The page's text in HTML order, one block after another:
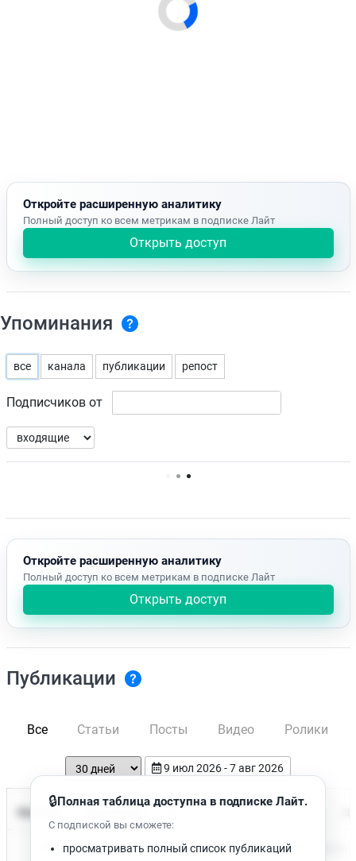
Откройте расширенную аналитику
Полный доступ ко всем метрикам в подписке Лайт
Открыть доступ
Упоминания
все канала публикации репост
Подписчиков от
Нет доступных упоминаний.
Откройте расширенную аналитику
Полный доступ ко всем метрикам в подписке Лайт
Открыть доступ
Публикации
Все Статьи Посты Видео Ролики
9 июл 2026 - 7 авг 2026
Время чтения
Нет доступных публикаций. Попробуйте изменить фильтр.
🔒Полная таблица доступна в подписке Лайт.
С подпиской вы сможете:
просматривать полный список публикаций